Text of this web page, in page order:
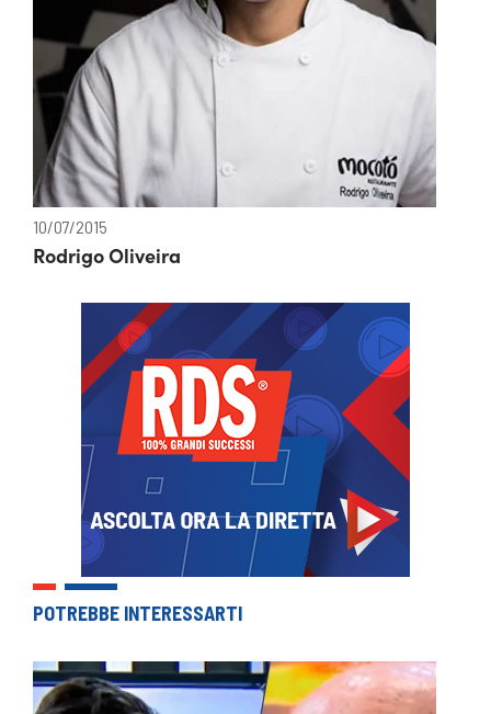
10/07/2015
Rodrigo Oliveira
POTREBBE INTERESSARTI